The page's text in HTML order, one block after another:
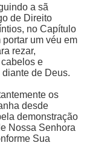
a sã
de Direito
no Capítulo
um véu em
rezar,
e
de Deus.
os
desde
demonstração
Nossa Senhora
Sua